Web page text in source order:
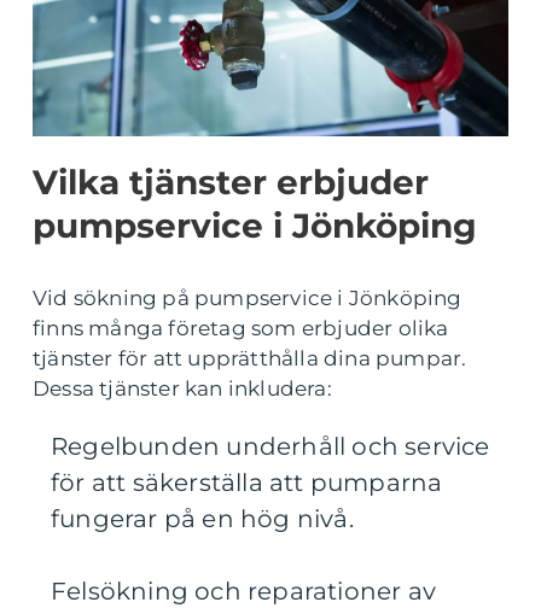
Vilka tjänster erbjuder
pumpservice i Jönköping
Vid sökning på pumpservice i Jönköping
finns många företag som erbjuder olika
tjänster för att upprätthålla dina pumpar.
Dessa tjänster kan inkludera:
Regelbunden underhåll och service
för att säkerställa att pumparna
fungerar på en hög nivå.
Felsökning och reparationer av